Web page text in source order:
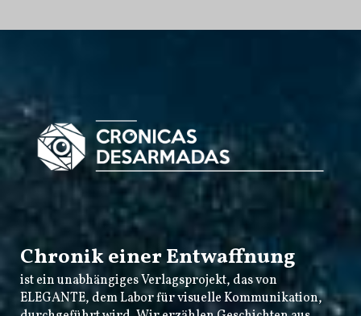
Chronik einer Entwaffnung
ist ein unabhängiges Verlagsprojekt, das von
ELEGANTE, dem Labor für visuelle Kommunikation,